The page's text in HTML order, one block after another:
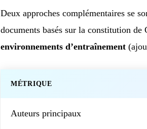
Deux approches complémentaires se
documents basés sur la constitution
environnements d’entraînement
MÉTRIQUE
Auteurs principaux